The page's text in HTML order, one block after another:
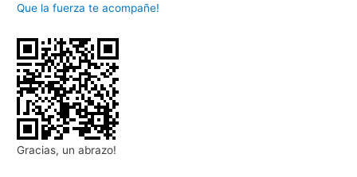
Que la fuerza te acompañe!
Gracias, un abrazo!